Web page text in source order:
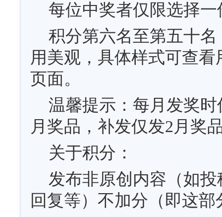
每位中奖者仅限选择
积分第六名至第五十
用美观，具体样式可查
页面。
温馨提示：每月发奖
月奖品，补发仅发2月奖
关于积分：
发布非原创内容（如
回复等）不加分（即这